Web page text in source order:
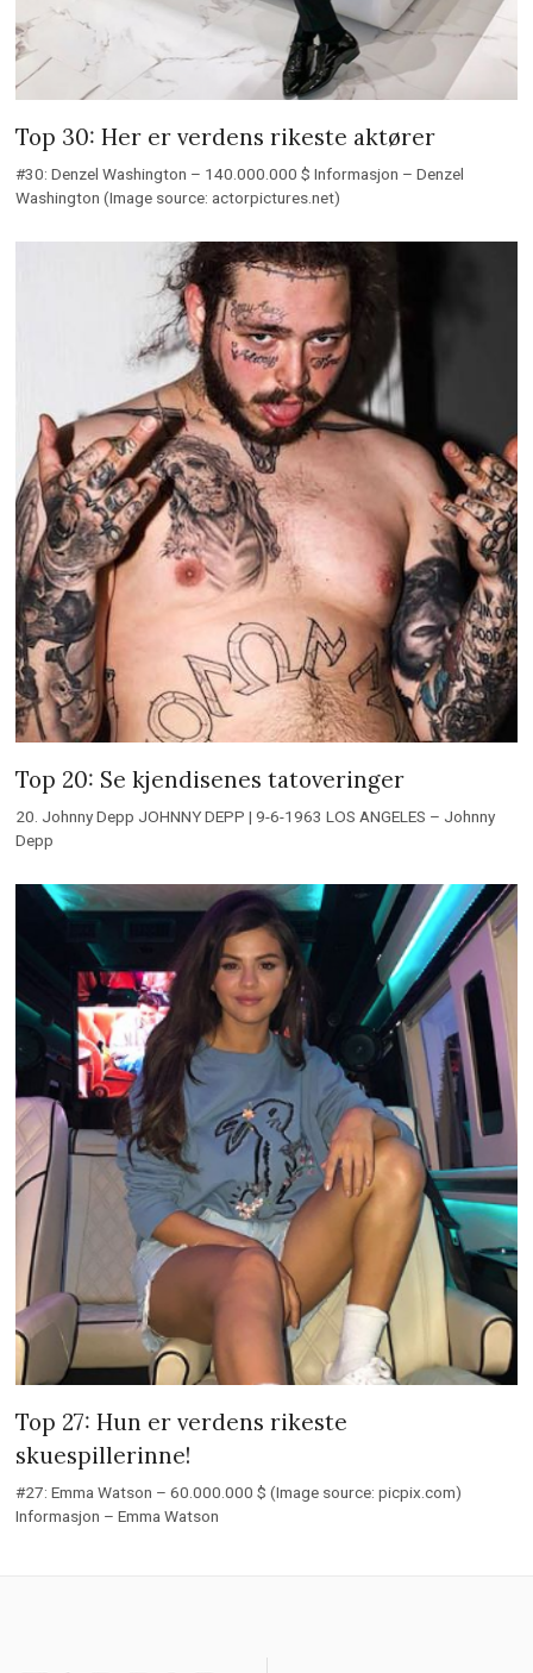
Top 30: Her er verdens rikeste aktører
#30: Denzel Washington – 140.000.000 $ Informasjon – Denzel
Washington (Image source: actorpictures.net)
Top 20: Se kjendisenes tatoveringer
20. Johnny Depp JOHNNY DEPP | 9-6-1963 LOS ANGELES – Johnny
Depp
Top 27: Hun er verdens rikeste
skuespillerinne!
#27: Emma Watson – 60.000.000 $ (Image source: picpix.com)
Informasjon – Emma Watson